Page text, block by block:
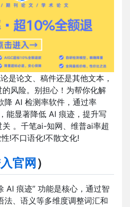
是论文、稿件还是其他文本，
风险。别担心！为帮你化解
降 AI 检测率软件，通过率
能显著降低 AI 痕迹，提升写
。千笔ai-知网、维普ai率超
!不口语化!不散文化!
官网 ）
AI 痕迹” 功能是核心，通过智
法、语义等多维度调整词汇和